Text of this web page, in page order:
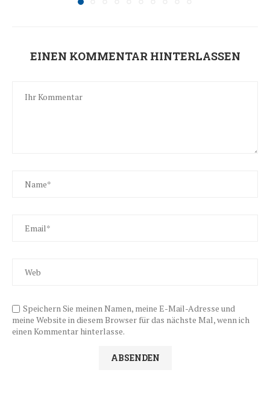
EINEN KOMMENTAR HINTERLASSEN
Speichern Sie meinen Namen, meine E-Mail-Adresse und
meine Website in diesem Browser für das nächste Mal, wenn ich
einen Kommentar hinterlasse.